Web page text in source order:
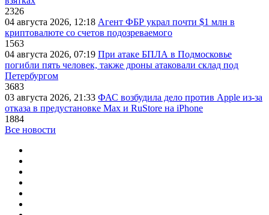
2326
04 августа 2026, 12:18 Агент ФБР украл почти $1 млн в
криптовалюте со счетов подозреваемого
1563
04 августа 2026, 07:19 При атаке БПЛА в Подмосковье
погибли пять человек, также дроны атаковали склад под
Петербургом
3683
03 августа 2026, 21:33 ФАС возбудила дело против Apple из-за
отказа в предустановке Max и RuStore на iPhone
1884
Все новости